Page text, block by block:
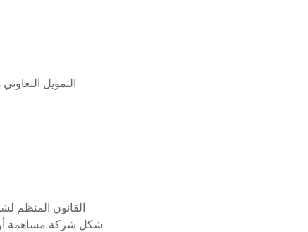
التمويل
القانون المنظم
شكل شركة مساهمة